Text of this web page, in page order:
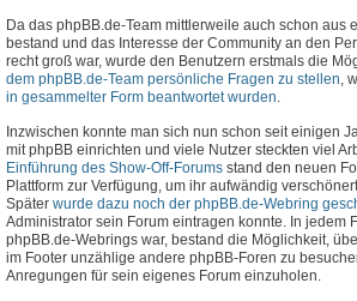
Da das phpBB.de-Team mittlerweile auch schon aus
bestand und das Interesse der Community an den
recht groß war, wurde den Benutzern erstmals die
dem phpBB.de-Team persönliche Fragen zu stellen ,
in gesammelter Form beantwortet wurden
Inzwischen konnte man sich nun schon seit einigen
mit phpBB einrichten und viele Nutzer steckten viel
Einführung des Show-Off-Forums stand den neuen
Plattform zur Verfügung, um ihr aufwändig
Später wurde dazu noch der phpBB.de-Webring
Administrator sein Forum eintragen konnte. In jedem
phpBB.de-Webrings war, bestand die Möglichkeit,
im Footer unzählige andere phpBB-Foren zu
Anregungen für sein eigenes Forum einzuholen.